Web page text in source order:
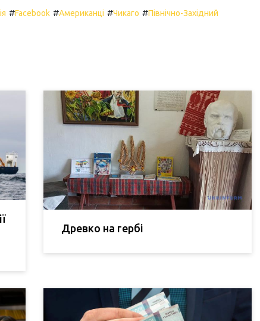
#Facebook #Американці #Чикаго #Північно-Західний
Древко на гербі